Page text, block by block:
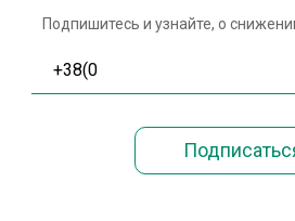
Подпишитесь и узнайте, о